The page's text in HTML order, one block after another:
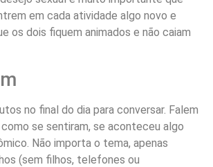
em cada atividade algo novo e
os dois fiquem animados e não caiam
no final do dia para conversar. Falem
se sentiram, se aconteceu algo
Não importa o tema, apenas
(sem filhos, telefones ou